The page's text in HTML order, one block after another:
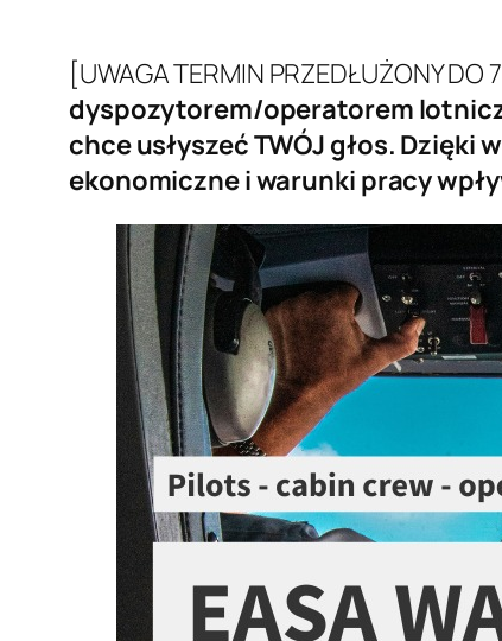
[UWAGA TERMIN PRZEDŁUŻONY DO
dyspozytorem/operatorem
chce usłyszeć TWÓJ głos. Dzięki
ekonomiczne i warunki pracy